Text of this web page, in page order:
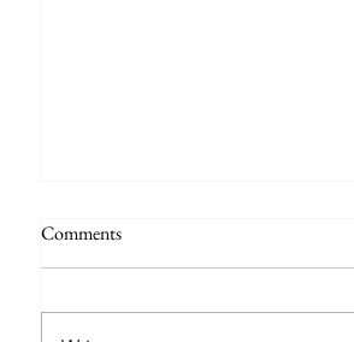
Comments